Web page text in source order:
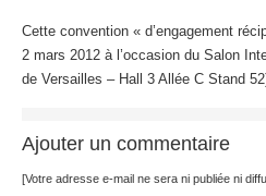
Cette convention « d’engagement
2 mars 2012 à l’occasion du Salon
de Versailles – Hall 3 Allée C Stand
Ajouter un commentaire
[Votre adresse e-mail ne sera ni publiée ni